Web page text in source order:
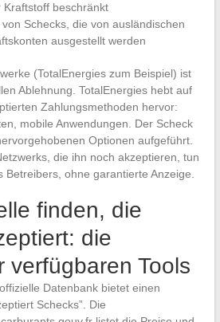
beschränkt
Schecks, die von ausländischen
ausgestellt werden
(TotalEnergies zum Beispiel) ist
Ablehnung. TotalEnergies hebt auf
Zahlungsmethoden hervor:
mobile Anwendungen. Der Scheck
Optionen aufgeführt.
die ihn noch akzeptieren, tun
Betreibers, ohne garantierte Anzeige.
finden, die
die
verfügbaren Tools
Datenbank bietet einen
Schecks”. Die